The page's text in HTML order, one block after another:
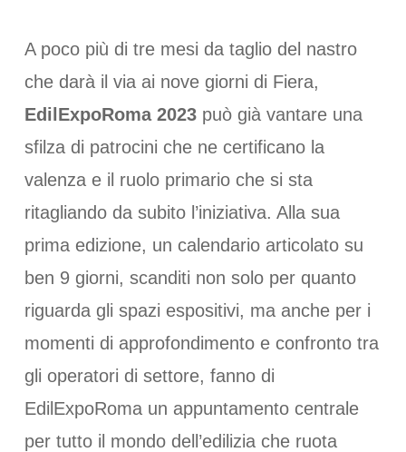
A poco più di tre mesi da taglio del nastro
che darà il via ai nove giorni di Fiera,
EdilExpoRoma 2023può già vantare una
sfilza di patrocini che ne certificano la
valenza e il ruolo primario che si sta
ritagliando da subito l’iniziativa. Alla sua
prima edizione, un calendario articolato su
ben 9 giorni, scanditi non solo per quanto
riguarda gli spazi espositivi, ma anche per i
momenti di approfondimento e confronto tra
gli operatori di settore, fanno di
EdilExpoRoma un appuntamento centrale
per tutto il mondo dell’edilizia che ruota